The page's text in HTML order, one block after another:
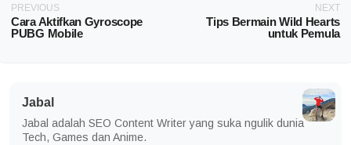
PREVIOUS
Cara Aktifkan Gyroscope
PUBG Mobile
NEXT
Tips Bermain Wild Hearts
untuk Pemula
Jabal
Jabal adalah SEO Content Writer yang suka ngulik dunia
Tech, Games dan Anime.